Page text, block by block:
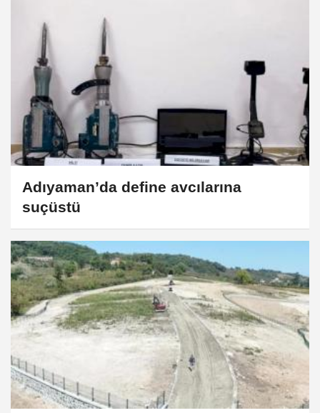
Adıyaman’da define avcılarına
suçüstü